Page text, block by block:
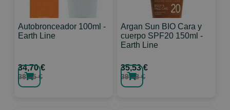
Autobronceador 100ml -
Earth Line
34,70 €
38,55 €
Argan Sun BIO Cara y
cuerpo SPF20 150ml -
Earth Line
35,53 €
39,48 €